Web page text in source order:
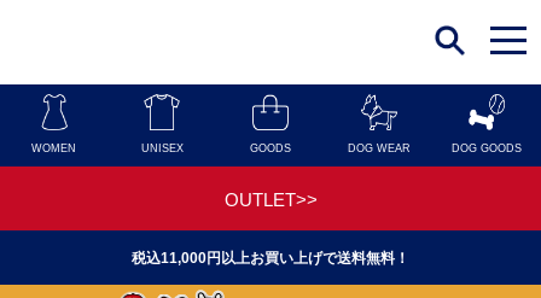
t
o
g
n
a
o
WOMEN UNISEX GOODS DOG WEAR DOG GOODS
OUTLET>>
税込11,000円以上お買い上げで送料無料！